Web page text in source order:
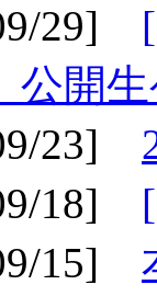
29]
公開
23]
18]
15]